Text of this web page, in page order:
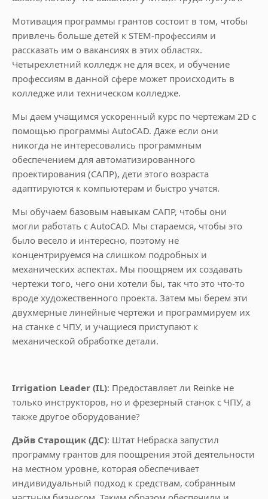
Мотивация программы грантов состоит в том, чтобы
привлечь больше детей к STEM-профессиям и
рассказать им о вакансиях в этих областях.
Четырехлетний колледж не для всех, и обучение
профессиям в данной сфере может происходить в
колледже или техническом колледже.
Мы даем учащимся ускоренный курс по чертежам 2D с
помощью программы AutoCAD. Даже если они
никогда не интересовались программным
обеспечением для автоматизированного
проектирования (САПР), дети этого возраста
адаптируются к компьютерам и быстро учатся.
Мы обучаем базовым навыкам САПР, чтобы они
могли работать с AutoCAD. Мы стараемся, чтобы это
было весело и интересно, поэтому не
концентрируемся на слишком подробных и
механических аспектах. Мы поощряем их создавать
чертежи того, чего они хотели бы, так что это что-то
вроде художественного проекта. Затем мы берем эти
двухмерные линейные чертежи и программируем их
на станке с ЧПУ, и учащиеся приступают к
механической обработке детали.
Irrigation Leader (IL): Предоставляет ли Reinke не
только инструкторов, но и фрезерный станок с ЧПУ, а
также другое оборудование?
Дэйв Старощик (ДС): Штат Небраска запустил
программу грантов для поощрения этой деятельности
на местном уровне, которая обеспечивает
индивидуальный подход к средствам, собранным